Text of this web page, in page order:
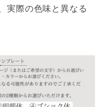
実際の色味と異なる